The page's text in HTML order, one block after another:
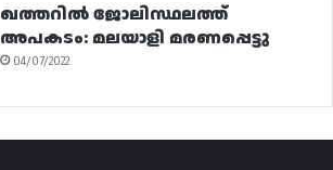
ഖത്തറിൽ ജോലിസ്ഥലത്ത്
അപകടം: മലയാളി മരണപ്പെട്ടു
04/07/2022